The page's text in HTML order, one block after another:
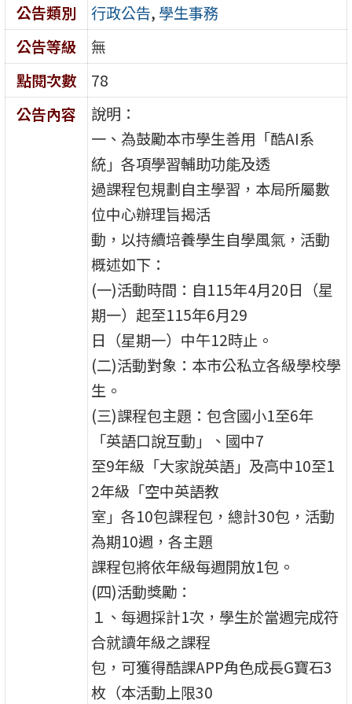
公告類別
行政公告, 學生事務
公告等級
無
點閱次數
78
公告內容
說明：
一、為鼓勵本市學生善用「酷AI系
統」各項學習輔助功能及透
過課程包規劃自主學習，本局所屬數
位中心辦理旨揭活
動，以持續培養學生自學風氣，活動
概述如下：
(一)活動時間：自115年4月20日（星
期一）起至115年6月29
日（星期一）中午12時止。
(二)活動對象：本市公私立各級學校學
生。
(三)課程包主題：包含國小1至6年
「英語口說互動」、國中7
至9年級「大家說英語」及高中10至1
2年級「空中英語教
室」各10包課程包，總計30包，活動
為期10週，各主題
課程包將依年級每週開放1包。
(四)活動獎勵：
１、每週採計1次，學生於當週完成符
合就讀年級之課程
包，可獲得酷課APP角色成長G寶石3
枚（本活動上限30